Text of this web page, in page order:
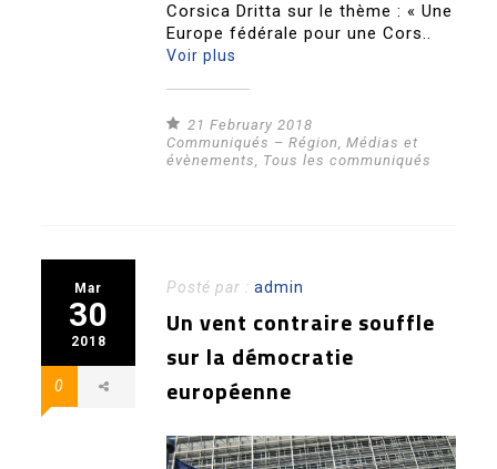
Corsica Dritta sur le thème : « Une
Europe fédérale pour une Cors..
Voir plus
21 February 2018
Communiqués – Région,Médias et
évènements, Tous les communiqués
Mar
30
2018
0
Posté par :admin
Un vent contraire souffle
sur la démocratie
européenne